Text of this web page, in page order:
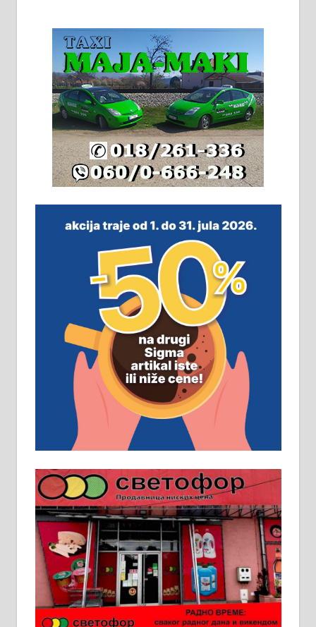
стамбене целине једна уз другу.
2х150м2, две гараже, централно
грејање на гас и дрва. Две
адресе. 063/71-74-023
Издајем комплетно опремљену
халу на Житковачком путу, на
плацу површине око 7 ари.
064/321-80-51; 063/102-35-25
незавршена кућа површине 160
м2 са плацем од 8 ари у Зеленом
виру у Алексинцу. Могућа
замена. 064/21-63-584
ПОСЛОВНИ ОГЛАСИ
Рудник и флотација Рудник
д.о.о. Рудник запошљава 20
помоћника рудара. Услови:
Основна школа, пожељно радно
искуство на истим и сличним
пословима, али не и неопходан
услов. Обезбеђен смештај,
превоз, исхрана. 032/57-41-122 –
локал 22
Пружам услуге завршних радова
у грађевини, хидроизолације и
молерских радова. 061/25-28-058
Ало таксију потребан возач са Б
категоријом. 064/02-85-511
Потребна два радника за рад на